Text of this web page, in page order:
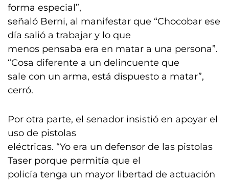
forma especial”,
señaló Berni, al manifestar que “Chocobar ese
día salió a trabajar y lo que
menos pensaba era en matar a una persona”.
“Cosa diferente a un delincuente que
sale con un arma, está dispuesto a matar”,
cerró.
Por otra parte, el senador insistió en apoyar el
uso de pistolas
eléctricas. “Yo era un defensor de las pistolas
Taser porque permitía que el
policía tenga un mayor libertad de actuación